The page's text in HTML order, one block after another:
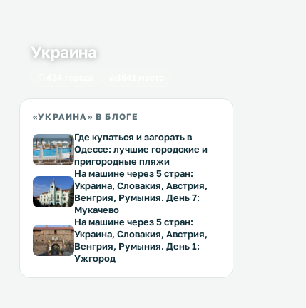
Украина
«УКРАИНА» В БЛОГЕ
Где купаться и загорать в
Одессе: лучшие городские и
пригородные пляжи
На машине через 5 стран:
Украина, Словакия, Австрия,
Венгрия, Румыния. День 7:
Мукачево
На машине через 5 стран:
Украина, Словакия, Австрия,
Венгрия, Румыния. День 1:
Ужгород